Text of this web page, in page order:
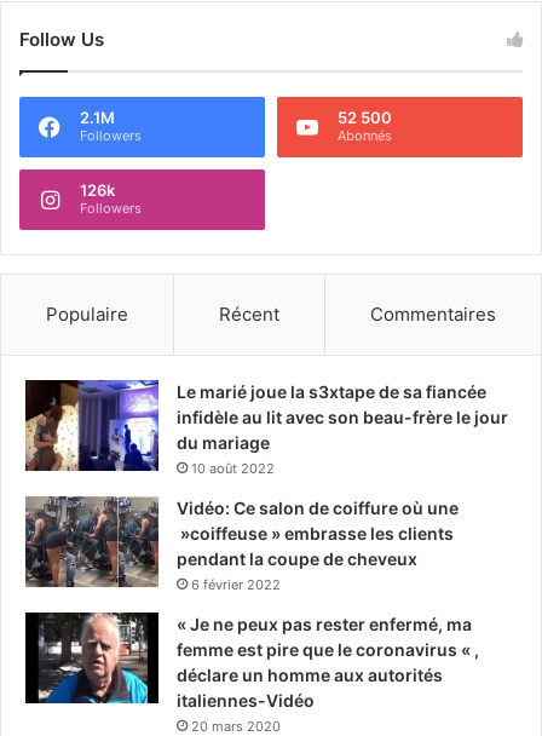
Follow Us
2.1M
Followers
52 500
Abonnés
126k
Followers
Populaire Récent Commentaires
Le marié joue la s3xtape de sa fiancée
infidèle au lit avec son beau-frère le jour
du mariage
10 août 2022
Vidéo: Ce salon de coiffure où une
»coiffeuse » embrasse les clients
pendant la coupe de cheveux
6 février 2022
« Je ne peux pas rester enfermé, ma
femme est pire que le coronavirus « ,
déclare un homme aux autorités
italiennes-Vidéo
20 mars 2020